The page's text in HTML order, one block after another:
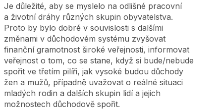
Je důležité, aby se myslelo na odlišné pracovní
a životní dráhy různých skupin obyvatelstva.
Proto by bylo dobré v souvislosti s dalšími
změnami v důchodovém systému zvyšovat
finanční gramotnost široké veřejnosti, informovat
veřejnost o tom, co se stane, když si bude/nebude
spořit ve třetím pilíři, jak vysoké budou důchody
žen a mužů, případně uvažovat o reálné situaci
mladých rodin a dalších skupin lidí a jejich
možnostech důchodově spořit.